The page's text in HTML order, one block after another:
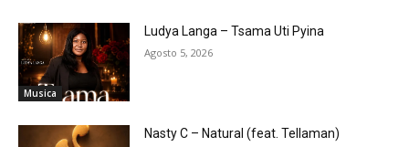
Musica
Ludya Langa – Tsama Uti Pyina
Agosto 5, 2026
Nasty C – Natural (feat. Tellaman)